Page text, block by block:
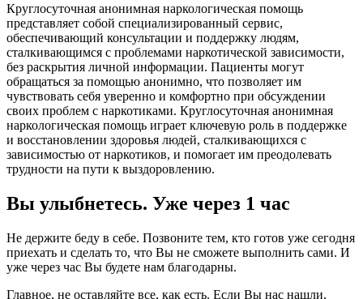
Круглосуточная анонимная наркологическая помощь
представляет собой специализированный сервис,
обеспечивающий консультации и поддержку людям,
сталкивающимся с проблемами наркотической зависимости,
без раскрытия личной информации. Пациенты могут
обращаться за помощью анонимно, что позволяет им
чувствовать себя уверенно и комфортно при обсуждении
своих проблем с наркотиками. Круглосуточная анонимная
наркологическая помощь играет ключевую роль в поддержке
и восстановлении здоровья людей, сталкивающихся с
зависимостью от наркотиков, и помогает им преодолевать
трудности на пути к выздоровлению.
Вы улыбнетесь. Уже через 1 час
Не держите беду в себе. Позвоните тем, кто готов уже сегодня
приехать и сделать то, что Вы не сможете выполнить сами. И
уже через час Вы будете нам благодарны.
Главное, не оставляйте все, как есть. Если Вы нас нашли,